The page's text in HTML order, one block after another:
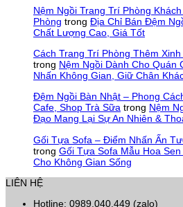
Nệm Ngồi Trang Trí Phòng
Phòng trong Địa Chỉ Bán Đệm
Chất Lượng Cao, Giá Tốt
Cách Trang Trí Phòng Thêm
trong Nệm Ngồi Dành Cho Quán
Nhấn Không Gian, Giữ Chân
Đệm Ngồi Bàn Nhật – Phong
Cafe, Shop Trà Sữa trong Nệm
Đạo Mang Lại Sự An Nhiên &
Gối Tựa Sofa – Điểm Nhấn Ấn
trong Gối Tựa Sofa Mẫu Hoa
Cho Không Gian Sống
LIÊN HỆ
Hotline: 0989.040.449 (zalo)